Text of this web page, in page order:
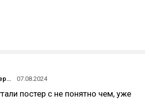
Дебютный тизер мини-сериала «Все совпадения случайны» с Кейт Бланшетт
07.08.2024
постер с не понятно чем, уже